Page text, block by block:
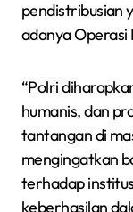
pendistribusian
adanya Operasi
“Polri
humanis, dan
tantangan di
mengingatkan
terhadap
keberhasilan